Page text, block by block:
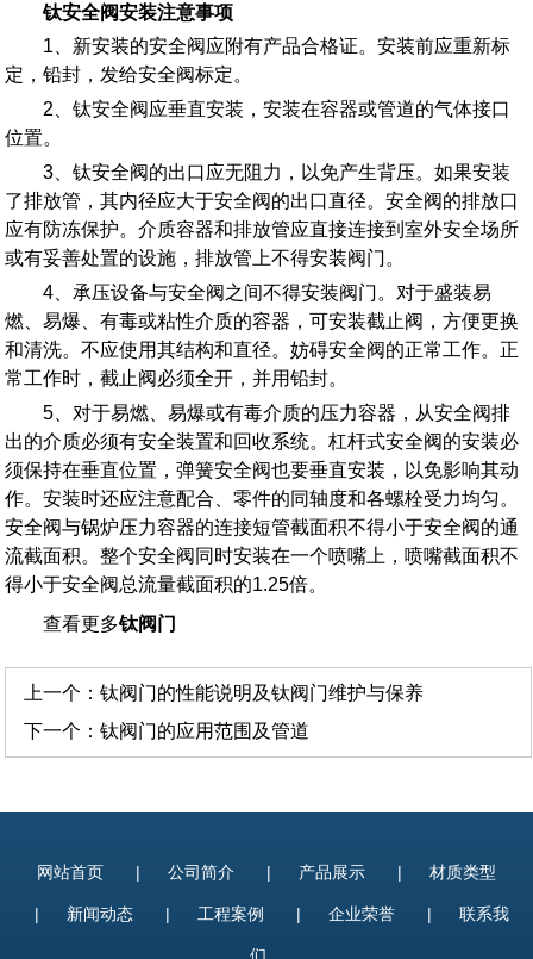
钛安全阀安装注意事项
1、新安装的安全阀应附有产品合格证。安装前应重新标
定，铅封，发给安全阀标定。
2、钛安全阀应垂直安装，安装在容器或管道的气体接口
位置。
3、钛安全阀的出口应无阻力，以免产生背压。如果安装
了排放管，其内径应大于安全阀的出口直径。安全阀的排放口
应有防冻保护。介质容器和排放管应直接连接到室外安全场所
或有妥善处置的设施，排放管上不得安装阀门。
4、承压设备与安全阀之间不得安装阀门。对于盛装易
燃、易爆、有毒或粘性介质的容器，可安装截止阀，方便更换
和清洗。不应使用其结构和直径。妨碍安全阀的正常工作。正
常工作时，截止阀必须全开，并用铅封。
5、对于易燃、易爆或有毒介质的压力容器，从安全阀排
出的介质必须有安全装置和回收系统。杠杆式安全阀的安装必
须保持在垂直位置，弹簧安全阀也要垂直安装，以免影响其动
作。安装时还应注意配合、零件的同轴度和各螺栓受力均匀。
安全阀与锅炉压力容器的连接短管截面积不得小于安全阀的通
流截面积。整个安全阀同时安装在一个喷嘴上，喷嘴截面积不
得小于安全阀总流量截面积的1.25倍。
查看更多钛阀门
上一个：钛阀门的性能说明及钛阀门维护与保养
下一个：钛阀门的应用范围及管道
网站首页 | 公司简介 | 产品展示 | 材质类型
| 新闻动态 | 工程案例 | 企业荣誉 | 联系我